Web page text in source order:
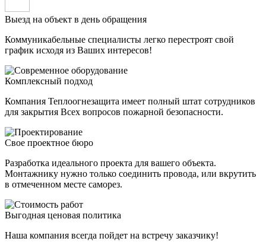
Выезд на объект в день обращения
Коммуникабельные специалисты легко перестроят свой
график исходя из Ваших интересов!
Комплексный подход
Компания Теплоогнезащита имеет полный штат сотрудников
для закрытия Всех вопросов пожарной безопасности.
Свое проектное бюро
Разработка идеального проекта для вашего объекта.
Монтажнику нужно только соединить провода, или вкрутить
в отмеченном месте саморез.
Выгодная ценовая политика
Наша компания всегда пойдет на встречу заказчику!